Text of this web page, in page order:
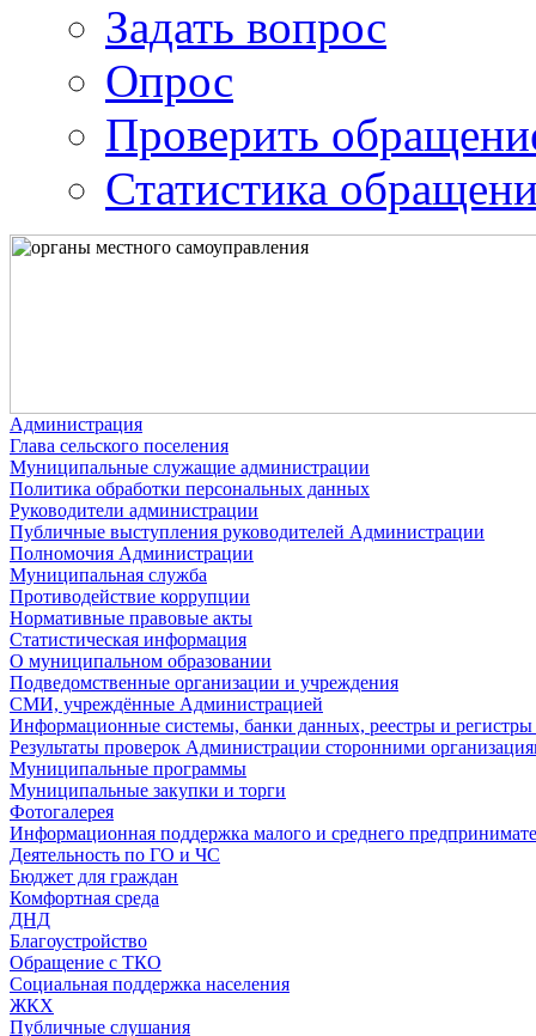
Задать вопрос
Опрос
Проверить
Статистика
Администрация
Глава сельского поселения
Муниципальные служащие администрации
Политика обработки персональных данных
Руководители администрации
Публичные выступления руководителей Администрации
Полномочия Администрации
Муниципальная служба
Противодействие коррупции
Нормативные правовые акты
Статистическая информация
О муниципальном образовании
Подведомственные организации и учреждения
СМИ, учреждённые Администрацией
Информационные системы, банки данных, реестры и
Результаты проверок Администрации сторонними
Муниципальные программы
Муниципальные закупки и торги
Фотогалерея
Информационная поддержка малого и среднего
Деятельность по ГО и ЧС
Бюджет для граждан
Комфортная среда
ДНД
Благоустройство
Обращение с ТКО
Социальная поддержка населения
ЖКХ
Публичные слушания